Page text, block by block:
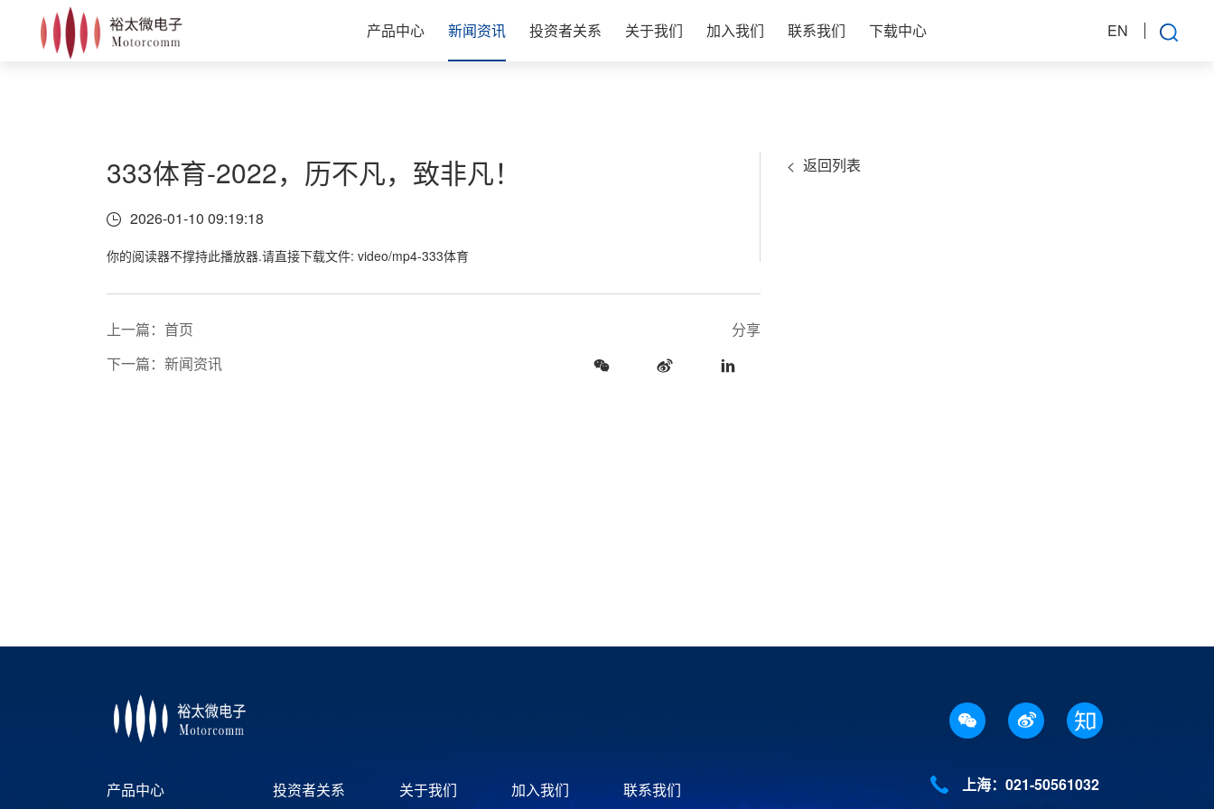
产品中心 新闻资讯 投资者关系 关于我们 加入我们 联系我们 下载中心 EN
333体育-2022，历不凡，致非凡！
2026-01-10 09:19:18
你的阅读器不撑持此播放器.请直接下载文件: video/mp4-333体育
上一篇：首页
下一篇：新闻资讯
分享
返回列表
产品中心 投资者关系 关于我们 加入我们 联系我们 上海：021-50561032